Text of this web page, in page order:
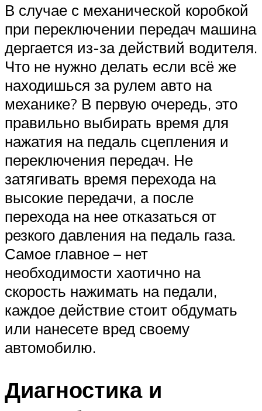
В случае с механической коробкой
при переключении передач машина
дергается из-за действий водителя.
Что не нужно делать если всё же
находишься за рулем авто на
механике? В первую очередь, это
правильно выбирать время для
нажатия на педаль сцепления и
переключения передач. Не
затягивать время перехода на
высокие передачи, а после
перехода на нее отказаться от
резкого давления на педаль газа.
Самое главное – нет
необходимости хаотично на
скорость нажимать на педали,
каждое действие стоит обдумать
или нанесете вред своему
автомобилю.
Диагностика и